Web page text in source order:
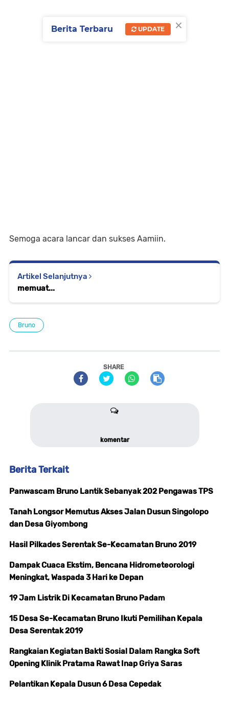
Semoga acara lancar dan sukses Aamiin.
Artikel Selanjutnya
memuat...
Bruno
SHARE
komentar
Berita Terkait
Panwascam Bruno Lantik Sebanyak 202 Pengawas TPS
Tanah Longsor Memutus Akses Jalan Dusun Singolopo
dan Desa Giyombong
Hasil Pilkades Serentak Se-Kecamatan Bruno 2019
Dampak Cuaca Ekstim, Bencana Hidrometeorologi
Meningkat, Waspada 3 Hari ke Depan
19 Jam Listrik Di Kecamatan Bruno Padam
15 Desa Se-Kecamatan Bruno Ikuti Pemilihan Kepala
Desa Serentak 2019
Rangkaian Kegiatan Bakti Sosial Dalam Rangka Soft
Opening Klinik Pratama Rawat Inap Griya Saras
Pelantikan Kepala Dusun 6 Desa Cepedak
×
Berita Terbaru UPDATE